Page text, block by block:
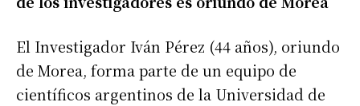
El Investigador Iván Pérez (44 años), oriundo
de Morea, forma parte de un equipo de
científicos argentinos de la Universidad de